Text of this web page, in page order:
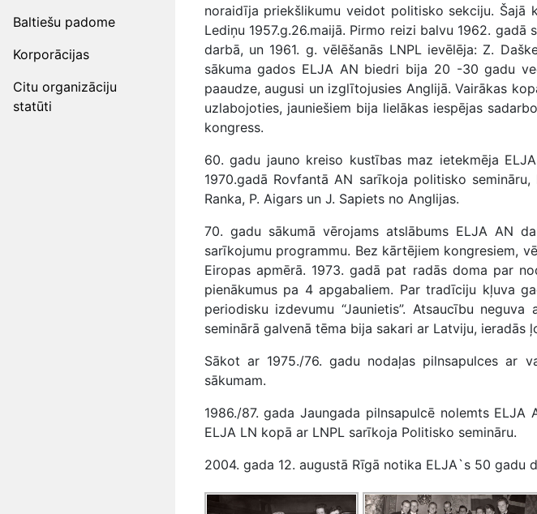
Baltiešu padome
Korporācijas
Citu organizāciju
statūti
noraidīja priekšlikumu veidot politisko sekciju. Šajā
Lediņu 1957.g.26.maijā. Pirmo reizi balvu 1962.
darbā, un 1961. g. vēlēšanās LNPL ievēlēja: Z.
sākuma gados ELJA AN biedri bija 20 -30 gadu
paaudze, augusi un izglītojusies Anglijā. Vairākas
uzlabojoties, jauniešiem bija lielākas iespējas
kongress.
60. gadu jauno kreiso kustības maz ietekmēja
1970.gadā Rovfantā AN sarīkoja politisko
Ranka, P. Aigars un J. Sapiets no Anglijas.
70. gadu sākumā vērojams atslābums ELJA AN
sarīkojumu programmu. Bez kārtējiem kongresiem,
Eiropas apmērā. 1973. gadā pat radās doma par
pienākumus pa 4 apgabaliem. Par tradīciju kļuva
periodisku izdevumu “Jaunietis”. Atsaucību
seminārā galvenā tēma bija sakari ar Latviju, ieradās
Sākot ar 1975./76. gadu nodaļas pilnsapulces ar
sākumam.
1986./87. gada Jaungada pilnsapulcē nolemts
ELJA LN kopā ar LNPL sarīkoja Politisko semināru.
2004. gada 12. augustā Rīgā notika ELJA`s 50 gadu